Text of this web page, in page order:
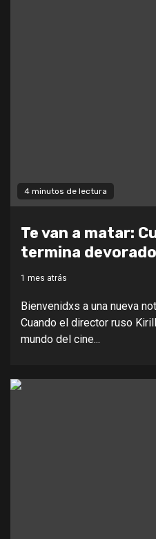
4 minutos de lectura
Te van a matar:
termina
1 mes atrás
Bienvenidxs a una nueva
Cuando el director ruso
mundo del cine...